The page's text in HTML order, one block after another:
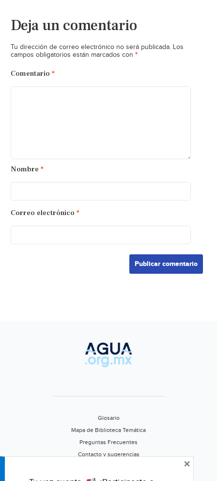
Deja un comentario
Tu dirección de correo electrónico no será publicada. Los
campos obligatorios están marcados con *
Comentario *
Nombre *
Correo electrónico *
Glosario
Mapa de Biblioteca Temática
Preguntas Frecuentes
Contacto y sugerencias
Califica este portal
×